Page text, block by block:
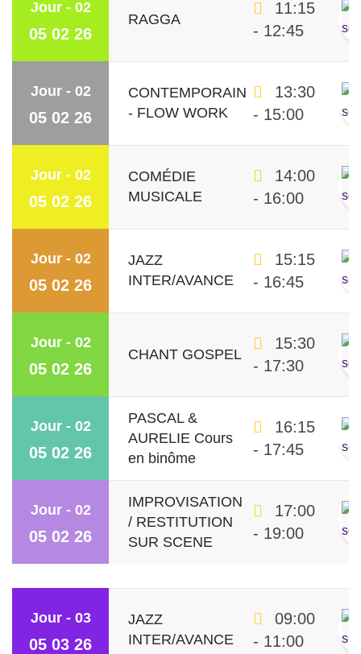
Jour - 02
05 02 26
RAGGA
11:15
- 12:45
Jour - 02
05 02 26
CONTEMPORAIN
- FLOW WORK
13:30
- 15:00
Jour - 02
05 02 26
COMÉDIE
MUSICALE
14:00
- 16:00
Jour - 02
05 02 26
JAZZ
INTER/AVANCE
15:15
- 16:45
Jour - 02
05 02 26
CHANT GOSPEL
15:30
- 17:30
Jour - 02
05 02 26
PASCAL &
AURELIE Cours
en binôme
16:15
- 17:45
Jour - 02
05 02 26
IMPROVISATION
/ RESTITUTION
SUR SCENE
17:00
- 19:00
Jour - 03
05 03 26
JAZZ
INTER/AVANCE
09:00
- 11:00